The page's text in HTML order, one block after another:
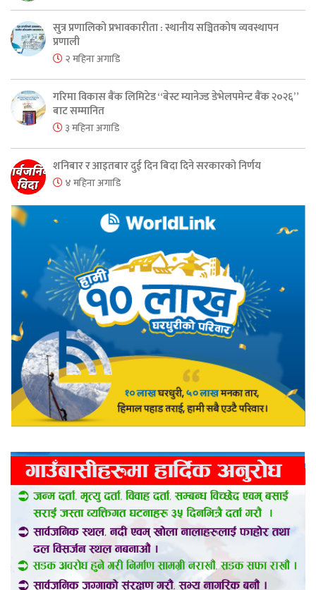
सुत्र प्रणालिको प्रभावकारीता : स्थानीय सञ्चितकोष व्यवस्थापन
प्रणाली
२ महिना अगाडि
गरिमा विकास बैंक लिमिटेड “बेस्ट म्यानेज्ड डेभेलपमेन्ट बैंक २०२६”
बाट सम्मानित
३ महिना अगाडि
शनिबार र आइतबार दुई दिन बिदा दिने सरकारको निर्णय
४ महिना अगाडि